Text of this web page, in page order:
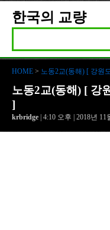
한국의 교량
HOME > 노동2교(동해) [ 강원
노동2교(동해) [ 강
]
krbridge | 4:10 오후 | 2018년 11